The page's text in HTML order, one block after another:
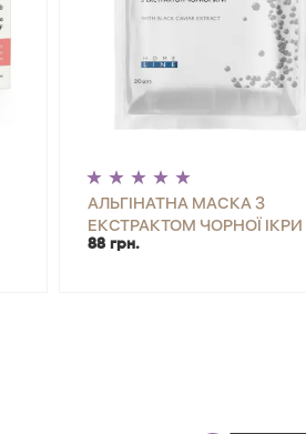
АЛЬГІНАТНА МАСКА З
ЕКСТРАКТОМ ЧОРНОЇ ІКРИ
JOKO BLEND 20 Г
88 грн.